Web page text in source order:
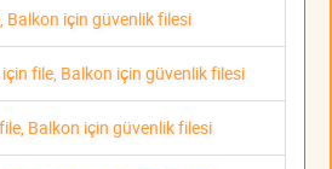
Balkon için güvenlik filesi
file, Balkon için güvenlik filesi
Balkon için güvenlik filesi